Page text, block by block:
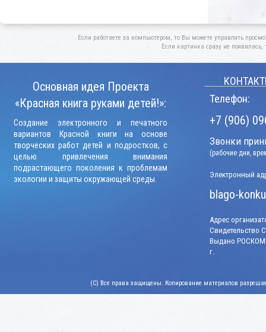
Если работаете за компьютером, то Вы можете управлять
Если картинка сразу не появилась,
Основная идея Проекта
«Красная книга руками детей!»:
Создание электронного и печатного
вариантов Красной книги на основе
творческих работ детей и подростков, с
целью привлечения внимания
подрастающего поколения к проблемам
экологии и защиты окружающей среды.
Телефон:
+7 (906)
Звонки
(рабочие дни,
Электронный
blago-
Адрес
Свидетельство
Выдано
г.
(C) Все права защищены. Копирование материалов